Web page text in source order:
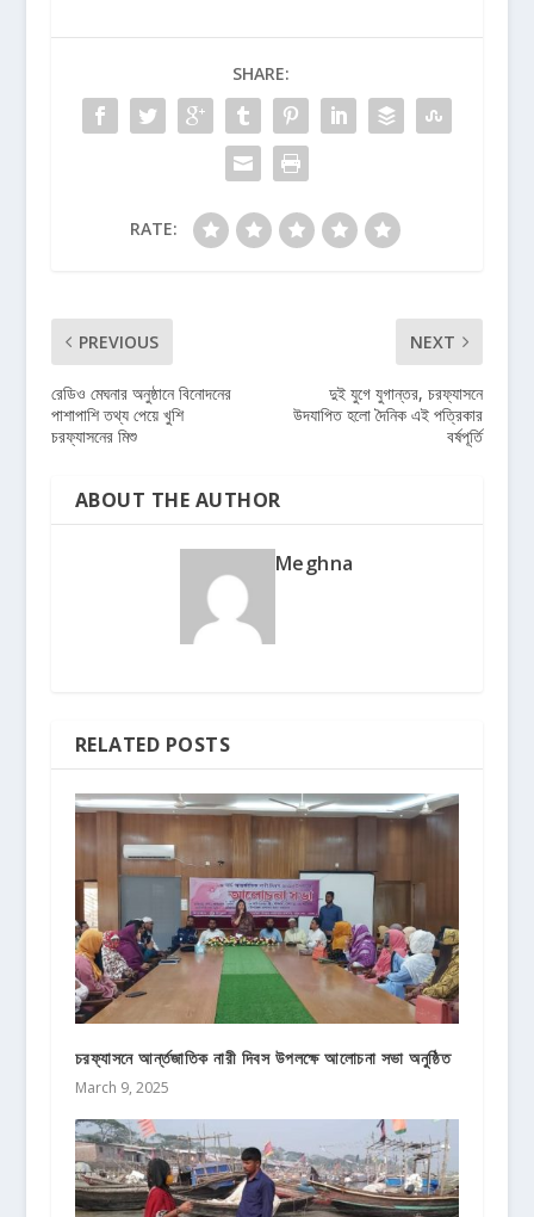
SHARE:
RATE:
PREVIOUS
রেডিও মেঘনার অনুষ্ঠানে বিনোদনের
পাশাপাশি তথ্য পেয়ে খুশি
চরফ্যাসনের মিশু
NEXT
দুই যুগে যুগান্তর, চরফ্যাসনে
উদযাপিত হলো দৈনিক এই পত্রিকার
বর্ষপূর্তি
ABOUT THE AUTHOR
Meghna
RELATED POSTS
চরফ্যাসনে আর্ন্তজাতিক নারী দিবস উপলক্ষে আলোচনা সভা অনুষ্ঠিত
March 9, 2025